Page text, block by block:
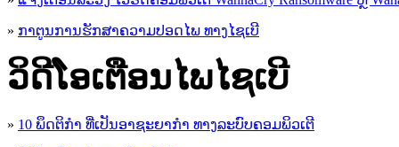
» ກາຕູນການຮັກສາຄວາມປອດໄພ ທາງໄຊເບີ
ວິດີໂອເຕືອນໄພໄຊເບີ
» 10 ພຶດຕິກໍາ ທີ່ເປັນອາຊະຍາກໍາ ທາງລະບົບຄອມພິວເຕີ